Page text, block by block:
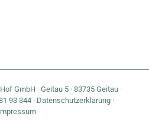
GmbH · Geitau 5 · 83735 Geitau ·
93 344 · Datenschutzerklärung ·